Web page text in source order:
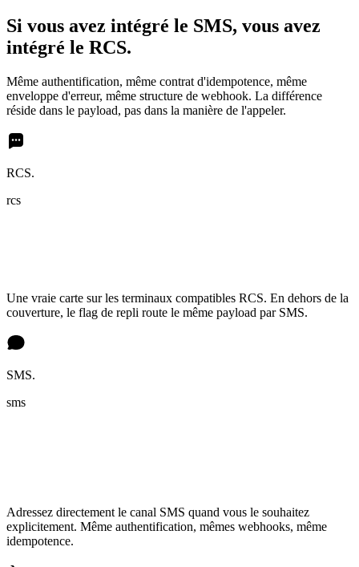
Si vous avez intégré le SMS, vous avez
intégré le RCS.
Même authentification, même contrat d'idempotence, même
enveloppe d'erreur, même structure de webhook. La différence
réside dans le payload, pas dans la manière de l'appeler.
RCS.
rcs
Une vraie carte sur les terminaux compatibles RCS. En dehors de la
couverture, le flag de repli route le même payload par SMS.
SMS.
sms
Adressez directement le canal SMS quand vous le souhaitez
explicitement. Même authentification, mêmes webhooks, même
idempotence.